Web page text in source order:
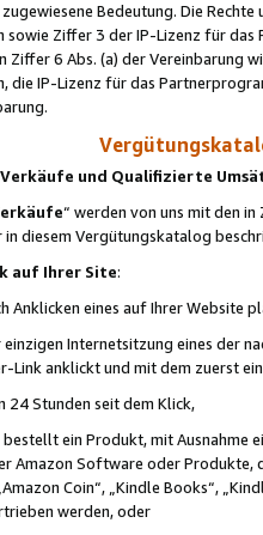
Bedeutung. Die
sowie Ziffer 3 der IP-Lizenz für
Ziffer 6 Abs. (a) der Vereinbarung
die IP-Lizenz für das
und Qualifizierte
“ werden von uns mit den
diesem Vergütungskatalog
auf Ihrer Site:
Anklicken eines auf Ihrer Website
Internetsitzung eines der
Link anklickt und mit dem zuerst
Stunden seit dem Klick,
ein Produkt, mit Ausnahme
Amazon Software oder Produkte,
Coin“, „Kindle Books“,
werden, oder